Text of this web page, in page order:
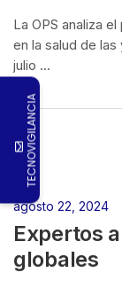
La OPS analiza
en la salud de las
julio ...
agosto 22, 2024
Expertos
globales
TECNOVIGILANCIA